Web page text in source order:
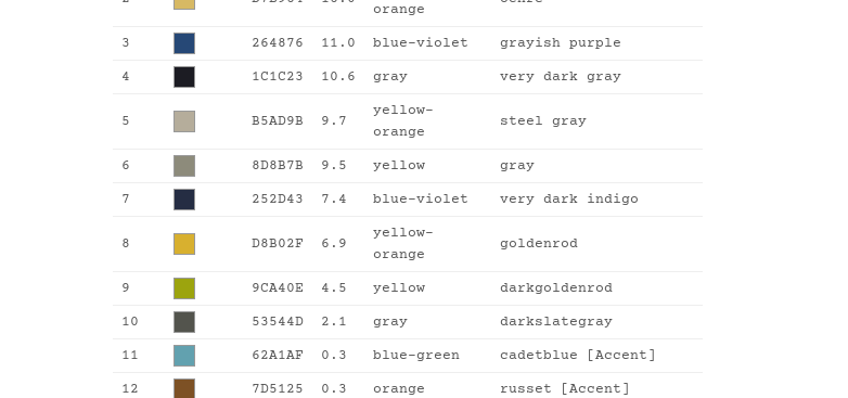
orange
3 264876 11.0 blue-violet grayish purple
4 1C1C23 10.6 gray very dark gray
5 B5AD9B 9.7
yellow-
orange
steel gray
6 8D8B7B 9.5 yellow gray
7 252D43 7.4 blue-violet very dark indigo
8 D8B02F 6.9
yellow-
orange
goldenrod
9 9CA40E 4.5 yellow darkgoldenrod
10 53544D 2.1 gray darkslategray
11 62A1AF 0.3 blue-green cadetblue [Accent]
12 7D5125 0.3 orange russet [Accent]